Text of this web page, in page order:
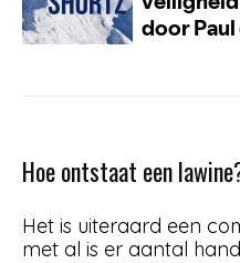
Hoe ontstaat een
Het is uiteraard een
met al is er aantal